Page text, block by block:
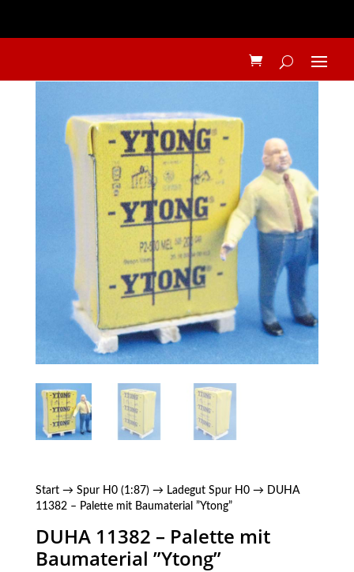
Start→ Spur H0 (1:87)→ Ladegut Spur H0→ DUHA
11382 – Palette mit Baumaterial ”Ytong”
DUHA 11382 – Palette mit
Baumaterial ”Ytong”